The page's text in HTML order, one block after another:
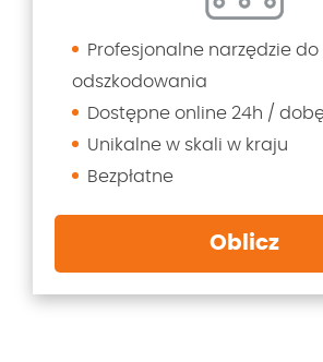
Profesjonalne narzędzie
odszkodowania
Dostępne online 24h /
Unikalne w skali w kraju
Bezpłatne
Oblicz